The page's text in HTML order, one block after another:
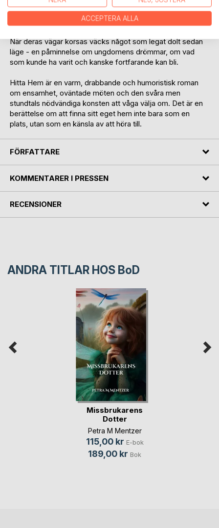
brottas med minnen av en familj han förlorat och skulden
över dåliga val som ledde till ensamhet och hemlöshet.
När deras vägar korsas väcks något som legat dolt sedan
läge - en påminnelse om ungdomens drömmar, om vad
som kunde ha varit och kanske fortfarande kan bli.
Hitta Hem är en varm, drabbande och humoristisk roman
om ensamhet, oväntade möten och den svåra men
stundtals nödvändiga konsten att våga välja om. Det är en
berättelse om att finna sitt eget hem inte bara som en
plats, utan som en känsla av att höra till.
FÖRFATTARE
KOMMENTARER I PRESSEN
RECENSIONER
ANDRA TITLAR HOS BoD
Missbrukarens
Dotter
Petra M Mentzer
115,00 kr E-bok
189,00 kr Bok
ACCEPTERA ALLA